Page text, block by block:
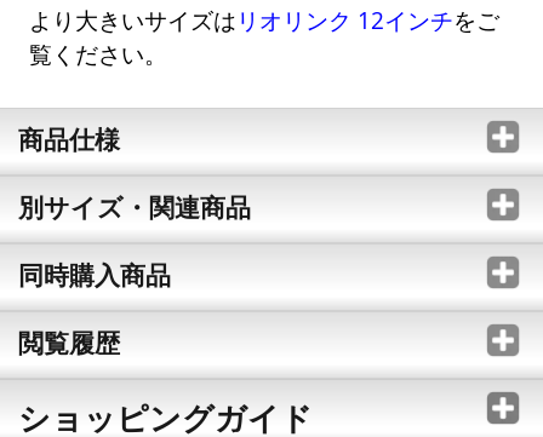
より大きいサイズは リオリンク 12インチをご
覧ください。
商品仕様
別サイズ・関連商品
同時購入商品
閲覧履歴
ショッピングガイド